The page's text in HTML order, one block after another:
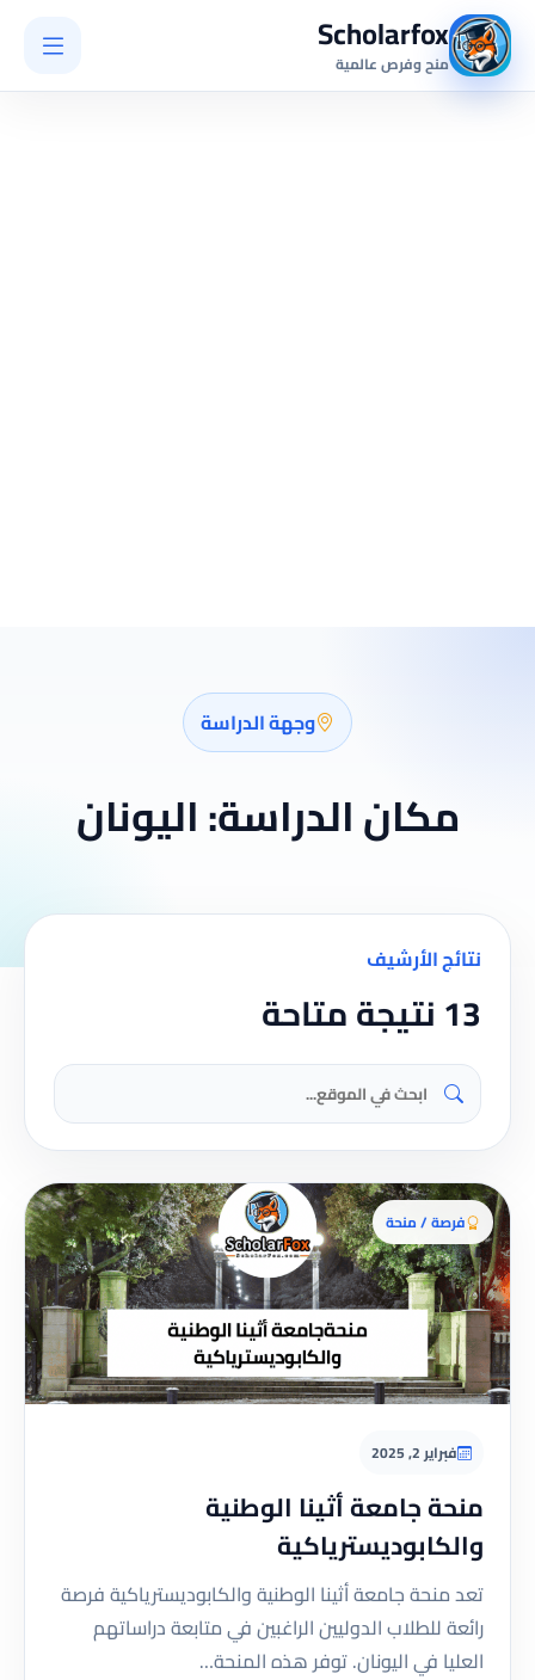
Scholarfox
منح وفرص عالمية
وجهة الدراسة
مكان الدراسة:اليونان
نتائج الأرشيف
13 نتيجة متاحة
فرصة / منحة
فبراير 2, 2025
منحة جامعة أثينا الوطنية
والكابوديسترياكية
تعد منحة جامعة أثينا الوطنية والكابوديسترياكية فرصة
رائعة للطلاب الدوليين الراغبين في متابعة دراساتهم
العليا في اليونان. توفر هذه المنحة…